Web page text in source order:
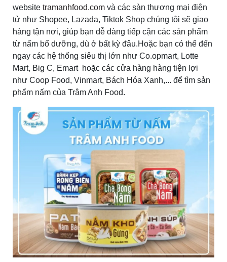
website tramanhfood.com và các sàn thương mại điện
tử như Shopee, Lazada, Tiktok Shop chúng tôi sẽ giao
hàng tận nơi, giúp bạn dễ dàng tiếp cận các sản phẩm
từ nấm bổ dưỡng, dù ở bất kỳ đâu.Hoặc bạn có thể đến
ngay các hệ thống siêu thị lớn như Co.opmart, Lotte
Mart, Big C, Emart hoặc các cửa hàng hàng tiện lợi
như Coop Food, Vinmart, Bách Hóa Xanh,... để tìm sản
phẩm nấm của Trâm Anh Food.